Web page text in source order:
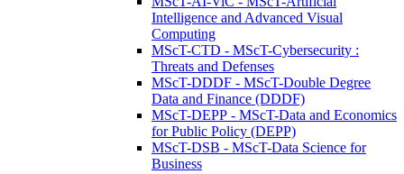
Intelligence and Advanced Visual
Computing
MScT-CTD - MScT-Cybersecurity :
Threats and Defenses
MScT-DDDF - MScT-Double Degree
Data and Finance (DDDF)
MScT-DEPP - MScT-Data and Economics
for Public Policy (DEPP)
MScT-DSB - MScT-Data Science for
Business